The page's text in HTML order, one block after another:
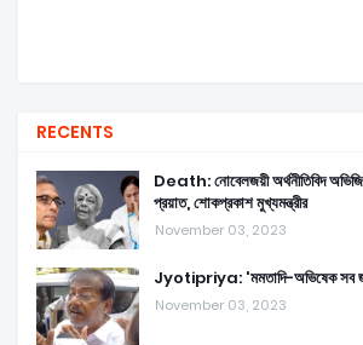
RECENTS
Death: নোবেলজয়ী অর্থনীতিবিদ অভিজিৎ
প্রয়াত, শোকপ্রকাশ মুখ্যমন্ত্রীর
November 03, 2023
Jyotipriya: 'মমতাদি-অভিষেক সব
November 03, 2023